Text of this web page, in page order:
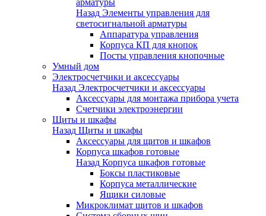
арматуры
Назад Элементы управления для
светосигнальной арматуры
Аппаратура управления
Корпуса КП для кнопок
Посты управления кнопочные
Умный дом
Электросчетчики и аксессуары
Назад Электросчетчики и аксессуары
Аксессуары для монтажа прибора учета
Счетчики электроэнергии
Щиты и шкафы
Назад Щиты и шкафы
Аксессуары для щитов и шкафов
Корпуса шкафов готовые
Назад Корпуса шкафов готовые
Боксы пластиковые
Корпуса металлические
Ящики силовые
Микроклимат щитов и шкафов